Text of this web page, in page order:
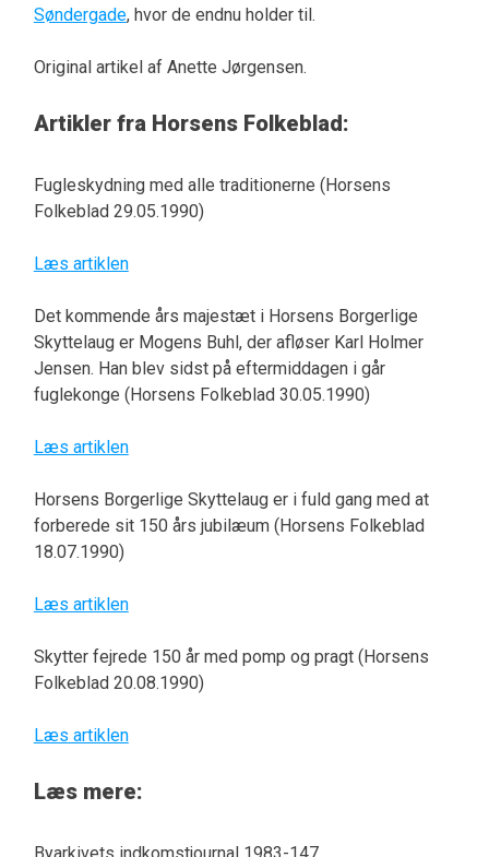
Søndergade, hvor de endnu holder til.
Original artikel af Anette Jørgensen.
Artikler fra Horsens Folkeblad:
Fugleskydning med alle traditionerne (Horsens
Folkeblad 29.05.1990)
Læs artiklen
Det kommende års majestæt i Horsens Borgerlige
Skyttelaug er Mogens Buhl, der afløser Karl Holmer
Jensen. Han blev sidst på eftermiddagen i går
fuglekonge (Horsens Folkeblad 30.05.1990)
Læs artiklen
Horsens Borgerlige Skyttelaug er i fuld gang med at
forberede sit 150 års jubilæum (Horsens Folkeblad
18.07.1990)
Læs artiklen
Skytter fejrede 150 år med pomp og pragt (Horsens
Folkeblad 20.08.1990)
Læs artiklen
Læs mere:
Byarkivets indkomstjournal 1983-147